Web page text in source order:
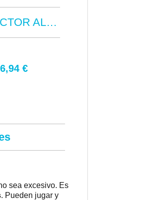
PROTECTOR ALMOHADILLAS MANTECA KARITE
€
sea excesivo. Es
. Pueden jugar y